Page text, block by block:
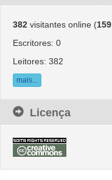
382 visitantes online (159
Escritores: 0
Leitores: 382
mais...
Licença